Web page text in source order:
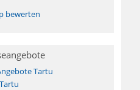
bewerten
Tartu